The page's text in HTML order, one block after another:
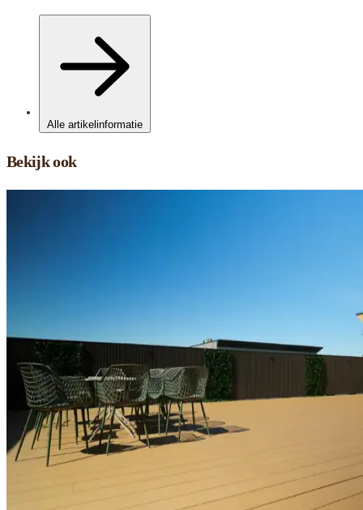
Alle artikelinformatie
Bekijk ook